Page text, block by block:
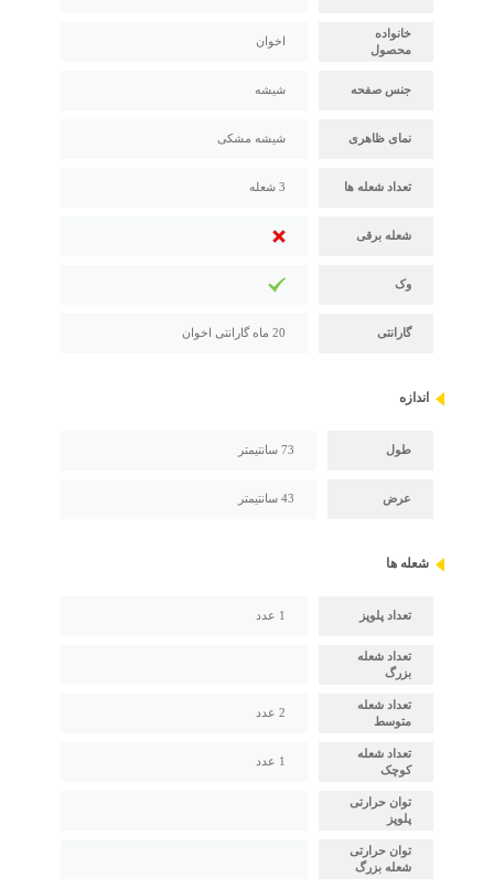
خانواده
محصول
اخوان
جنس صفحه شیشه
نمای ظاهری شیشه مشکی
تعداد شعله ها 3 شعله
شعله برقی
وک
گارانتی 20 ماه گارانتی اخوان
اندازه
طول 73 سانتیمتر
عرض 43 سانتیمتر
شعله ها
تعداد پلوپز 1 عدد
تعداد شعله
بزرگ
تعداد شعله
متوسط
2 عدد
تعداد شعله
کوچک
1 عدد
توان حرارتی
پلوپز
توان حرارتی
شعله بزرگ